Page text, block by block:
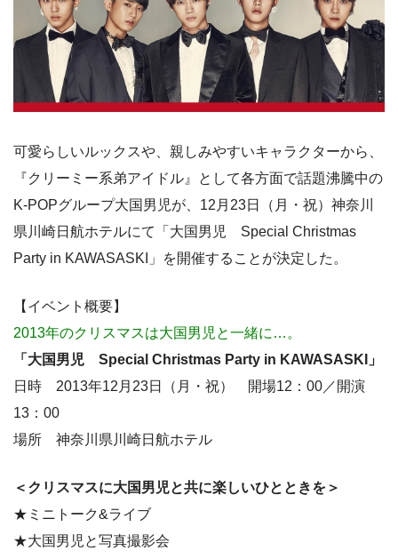
可愛らしいルックスや、親しみやすいキャラクターから、
『クリーミー系弟アイドル』として各方面で話題沸騰中の
K-POPグループ大国男児が、12月23日（月・祝）神奈川
県川崎日航ホテルにて「大国男児 Special Christmas
Party in KAWASASKI」を開催することが決定した。
【イベント概要】
2013年のクリスマスは大国男児と一緒に…。
「大国男児 Special Christmas Party in KAWASASKI」
日時 2013年12月23日（月・祝） 開場12：00／開演
13：00
場所 神奈川県川崎日航ホテル
＜クリスマスに大国男児と共に楽しいひとときを＞
★ミニトーク&ライブ
★大国男児と写真撮影会